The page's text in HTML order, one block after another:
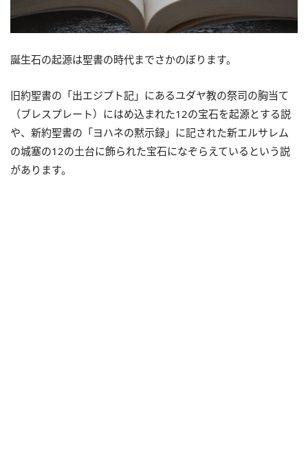
誕生石の起源は聖書の時代までさかのぼります。
旧約聖書の「出エジプト記」にあるユダヤ教の祭司の胸当て
（ブレスプレート）にはめ込まれた12の宝石を起源とする説
や、新約聖書の「ヨハネの黙示録」に記された新エルサレム
の城塞の12の土台に飾られた宝石になぞらえているという説
があります。